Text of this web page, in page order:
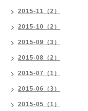
2015-11（2）
2015-10（2）
2015-09（3）
2015-08（2）
2015-07（1）
2015-06（3）
2015-05（1）